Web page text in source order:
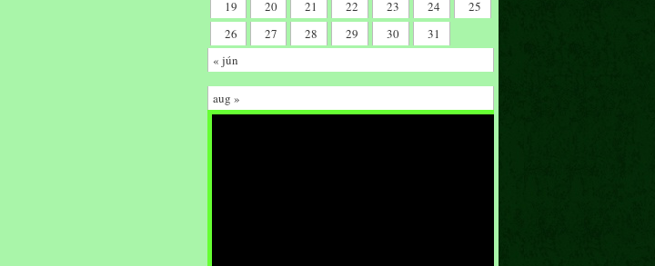
19
20 21 22 23 24
25
26
27 28 29 30
31
« jún
aug »